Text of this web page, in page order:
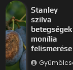
Stanley
szilva
betegségek
monília
felismerése